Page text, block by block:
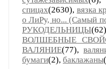
спицах(2630), вязка
о ЛиРу, но... (Самый
РУКОДЕЛЬНИЦЫ
ВОЛШЕБНЫЕ
ВАЛЯНИЕ(77),
бумаги(2), баклажаны